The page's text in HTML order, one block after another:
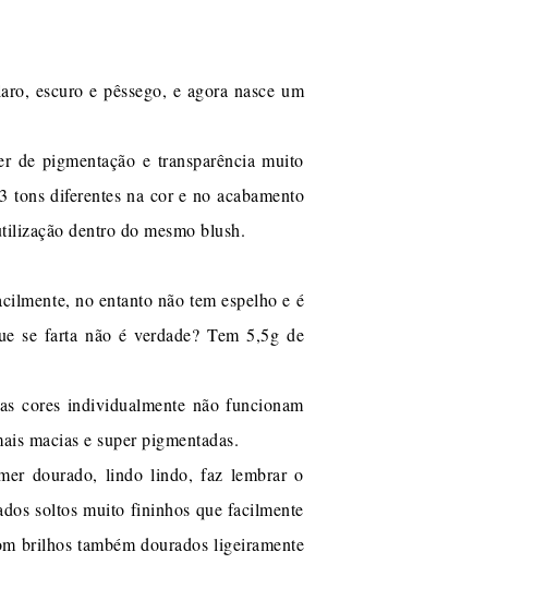
escuro e pêssego, e agora nasce um
pigmentação e transparência muito
diferentes na cor e no acabamento
dentro do mesmo blush.
no entanto não tem espelho e é
se farta não é verdade? Tem 5,5g de
cores individualmente não funcionam
macias e super pigmentadas.
dourado, lindo lindo, faz lembrar o
soltos muito fininhos que facilmente
brilhos também dourados ligeiramente